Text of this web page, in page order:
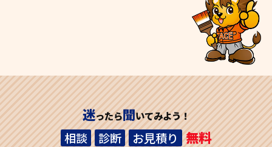
迷ったら聞いてみよう！
相談 診断 お見積り 無料